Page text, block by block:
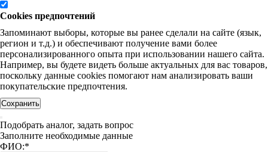
Cookies предпочтений
Запоминают выборы, которые вы ранее сделали на сайте (язык,
регион и т.д.) и обеспечивают получение вами более
персонализированного опыта при использовании нашего сайта.
Например, вы будете видеть больше актуальных для вас товаров,
поскольку данные cookies помогают нам анализировать ваши
покупательские предпочтения.
Сохранить
Подобрать аналог, задать вопрос
Заполните необходимые данные
ФИО:*